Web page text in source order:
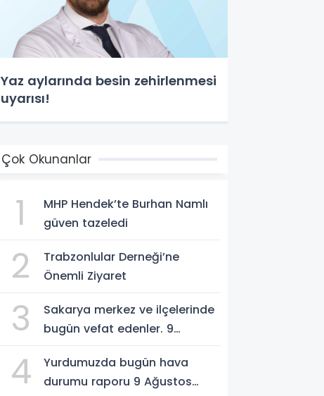
Yaz aylarında besin zehirlenmesi
uyarısı!
Çok Okunanlar
1
MHP Hendek’te Burhan Namlı
güven tazeledi
2
Trabzonlular Derneği’ne
Önemli Ziyaret
3
Sakarya merkez ve ilçelerinde
bugün vefat edenler. 9
4
Yurdumuzda bugün hava
durumu raporu 9 Ağustos